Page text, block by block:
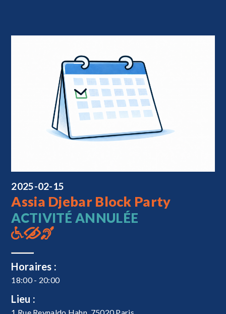
2025-02-15
Assia Djebar Block Party
ACTIVITÉ ANNULÉE
Horaires :
18:00 - 20:00
Lieu :